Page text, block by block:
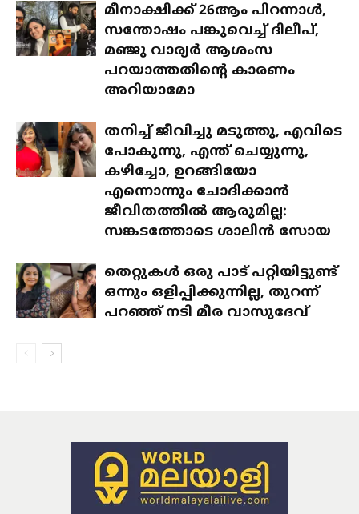
മീനാക്ഷിക്ക് 26ആം പിറന്നാൾ,
സന്തോഷം പങ്കുവെച്ച് ദിലീപ്,
മഞ്ജു വാര്യർ ആശംസ
പറയാത്തതിന്റെ കാരണം
അറിയാമോ
തനിച്ച് ജീവിച്ചു മടുത്തു, എവിടെ
പോകുന്നു, എന്ത് ചെയ്യുന്നു,
കഴിച്ചോ, ഉറങ്ങിയോ
എന്നൊന്നും ചോദിക്കാൻ
ജീവിതത്തിൽ ആരുമില്ല:
സങ്കടത്തോടെ ശാലിൻ സോയ
തെറ്റുകൾ ഒരു പാട് പറ്റിയിട്ടുണ്ട്
ഒന്നും ഒളിപ്പിക്കുന്നില്ല, തുറന്ന്
പറഞ്ഞ് നടി മീര വാസുദേവ്